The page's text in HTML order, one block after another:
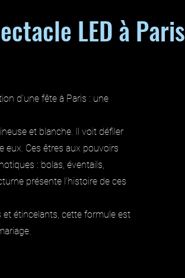
LED à Paris
d’une fête à Paris : une
et blanche. Il voit défiler
eux. Ces êtres aux pouvoirs
: bolas, éventails,
présente l’histoire de ces
étincelants, cette formule est